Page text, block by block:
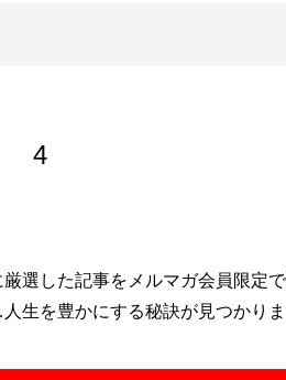
4
阪市内の広告代理店に勤務する
現在は銀座ホステスとライター
選した記事をメルマガ会員限定
生を豊かにする秘訣が見つかり